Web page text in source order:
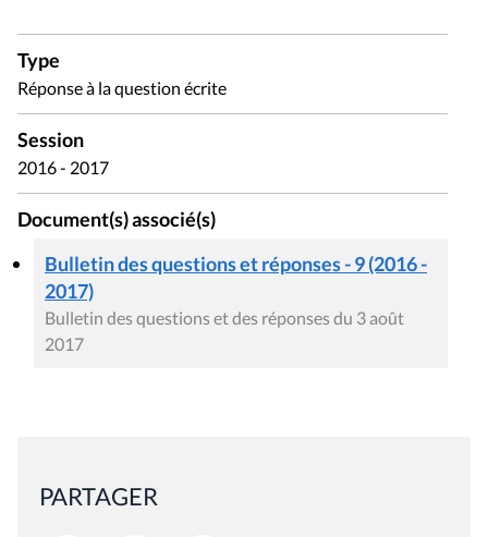
Type
Réponse à la question écrite
Session
2016 - 2017
Document(s) associé(s)
Bulletin des questions et réponses - 9 (2016 -
2017)
Bulletin des questions et des réponses du 3 août
2017
PARTAGER